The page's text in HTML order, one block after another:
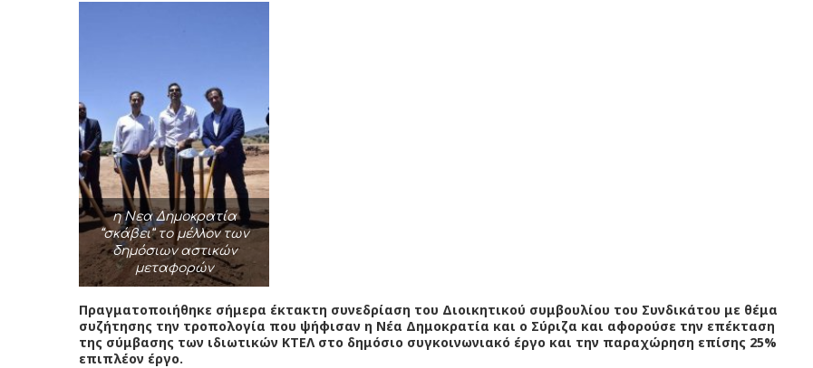
η Νεα Δημοκρατία
“σκάβει” το μέλλον των
δημόσιων αστικών
μεταφορών
Πραγματοποιήθηκε σήμερα έκτακτη συνεδρίαση του Διοικητικού συμβουλίου του Συνδικάτου με θέμα
συζήτησης την τροπολογία που ψήφισαν η Νέα Δημοκρατία και ο Σύριζα και αφορούσε την επέκταση
της σύμβασης των ιδιωτικών ΚΤΕΛ στο δημόσιο συγκοινωνιακό έργο και την παραχώρηση επίσης 25%
επιπλέον έργο.